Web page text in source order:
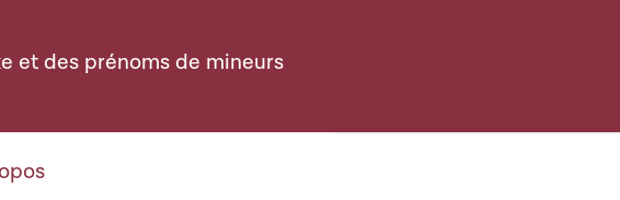
et des prénoms de mineurs